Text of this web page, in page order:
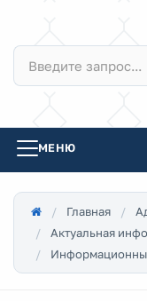
МЕНЮ
Главная
Актуальная